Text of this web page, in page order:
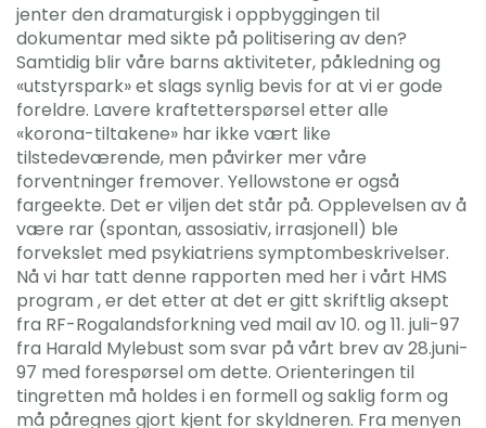
jenter den dramaturgisk i oppbyggingen til
dokumentar med sikte på politisering av den?
Samtidig blir våre barns aktiviteter, påkledning og
«utstyrspark» et slags synlig bevis for at vi er gode
foreldre. Lavere kraftetterspørsel etter alle
«korona-tiltakene» har ikke vært like
tilstedeværende, men påvirker mer våre
forventninger fremover. Yellowstone er også
fargeekte. Det er viljen det står på. Opplevelsen av å
være rar (spontan, assosiativ, irrasjonell) ble
forvekslet med psykiatriens symptombeskrivelser.
Nå vi har tatt denne rapporten med her i vårt HMS
program , er det etter at det er gitt skriftlig aksept
fra RF-Rogalandsforkning ved mail av 10. og 11. juli-97
fra Harald Mylebust som svar på vårt brev av 28.juni-
97 med forespørsel om dette. Orienteringen til
tingretten må holdes i en formell og saklig form og
må påregnes gjort kjent for skyldneren. Fra menyen